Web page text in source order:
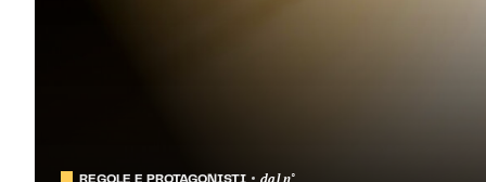
REGOLE E PROTAGONISTI daln°